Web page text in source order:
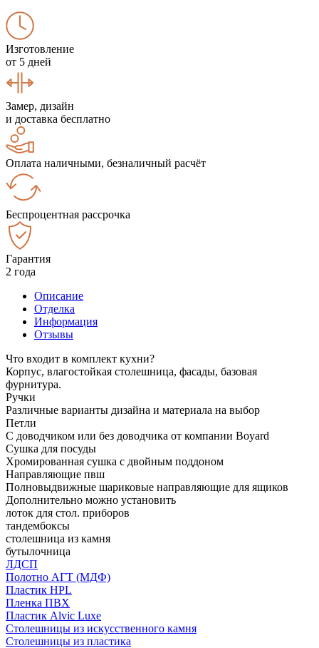
Изготовление
от 5 дней
Замер, дизайн
и доставка бесплатно
Оплата наличными, безналичный расчёт
Беспроцентная рассрочка
Гарантия
2 года
Описание
Отделка
Информация
Отзывы
Что входит в комплект кухни?
Корпус, влагостойкая столешница, фасады, базовая
фурнитура.
Ручки
Различные варианты дизайна и материала на выбор
Петли
С доводчиком или без доводчика от компании Boyard
Сушка для посуды
Хромированная сушка с двойным поддоном
Направляющие пвш
Полновыдвижные шариковые направляющие для ящиков
Дополнительно можно установить
лоток для стол. приборов
тандембоксы
столешница из камня
бутылочница
ЛДСП
Полотно АГТ (МДФ)
Пластик HPL
Пленка ПВХ
Пластик Alvic Luxe
Столешницы из искусственного камня
Столешницы из пластика